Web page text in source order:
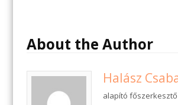
About the Author
Halász
alapító főszerkesztő